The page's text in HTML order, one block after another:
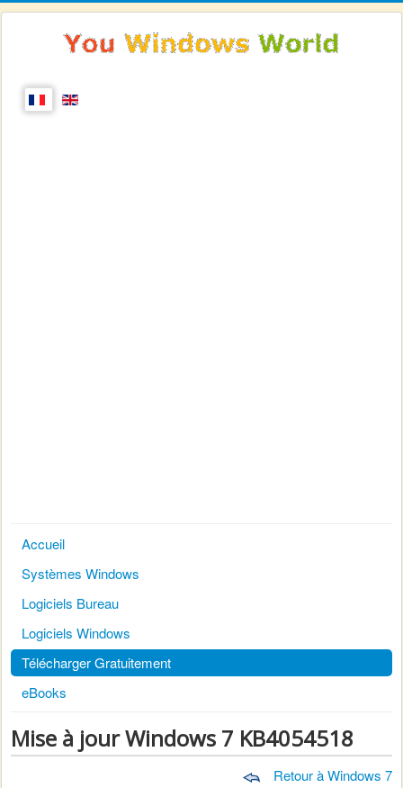
Accueil
Systèmes Windows
Logiciels Bureau
Logiciels Windows
Télécharger Gratuitement
eBooks
Mise à jour Windows 7 KB4054518
Retour à Windows 7